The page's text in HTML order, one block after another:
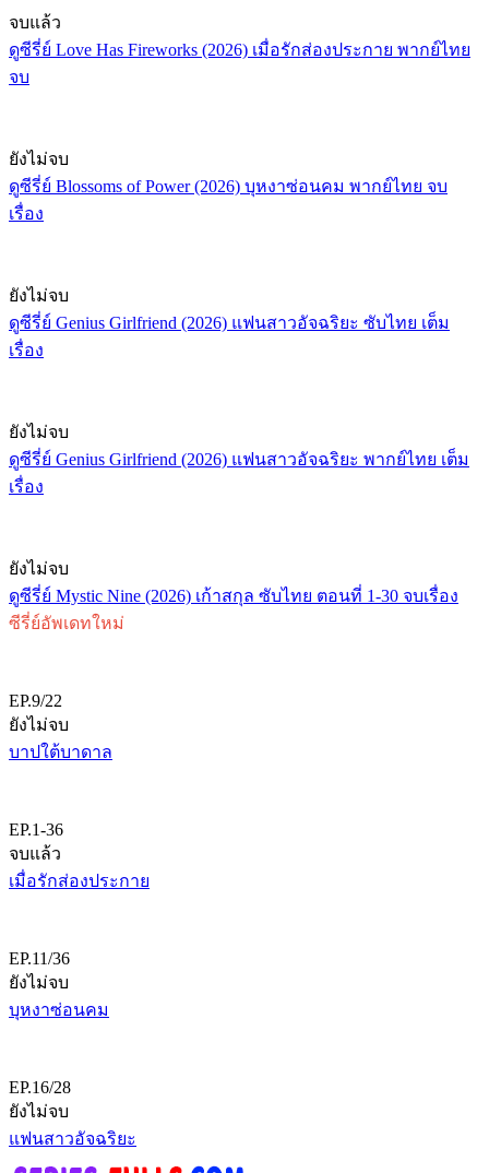
จบแล้ว
ดูซีรี่ย์ Love Has Fireworks (2026) เมื่อรักส่องประกาย พากย์ไทย
จบ
ยังไม่จบ
ดูซีรี่ย์ Blossoms of Power (2026) บุหงาซ่อนคม พากย์ไทย จบ
เรื่อง
ยังไม่จบ
ดูซีรี่ย์ Genius Girlfriend (2026) แฟนสาวอัจฉริยะ ซับไทย เต็ม
เรื่อง
ยังไม่จบ
ดูซีรี่ย์ Genius Girlfriend (2026) แฟนสาวอัจฉริยะ พากย์ไทย เต็ม
เรื่อง
ยังไม่จบ
ดูซีรี่ย์ Mystic Nine (2026) เก้าสกุล ซับไทย ตอนที่ 1-30 จบเรื่อง
ซีรี่ย์อัพเดทใหม่
EP.9/22
ยังไม่จบ
บาปใต้บาดาล
EP.1-36
จบแล้ว
เมื่อรักส่องประกาย
EP.11/36
ยังไม่จบ
บุหงาซ่อนคม
EP.16/28
ยังไม่จบ
แฟนสาวอัจฉริยะ